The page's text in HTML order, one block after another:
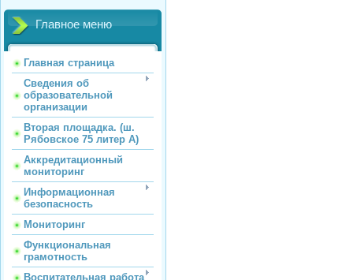
Главное меню
Главная страница
Сведения об
образовательной
организации
Вторая площадка. (ш.
Рябовское 75 литер А)
Аккредитационный
мониторинг
Информационная
безопасность
Мониторинг
Функциональная
грамотность
Воспитательная работа